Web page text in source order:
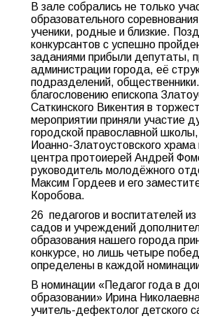
В зале собрались не только
образовательного
ученики, родные и близкие.
конкурсантов с успешно
заданиями прибыли депутаты,
администрации города, её
подразделений,
благословению епископа
Саткинского Викентия в
мероприятии приняли участие
городской православной
Иоанно-Златоустовского
центра протоиерей Андрей
руководитель молодёжного
Максим Гордеев и его
Коробова.
26 педагогов и воспитателей
садов и учреждений
образования нашего города
конкурсе, но лишь четыре
определены в каждой
В номинации «Педагог года в
образовании» Ирина
учитель-дефектолог детского